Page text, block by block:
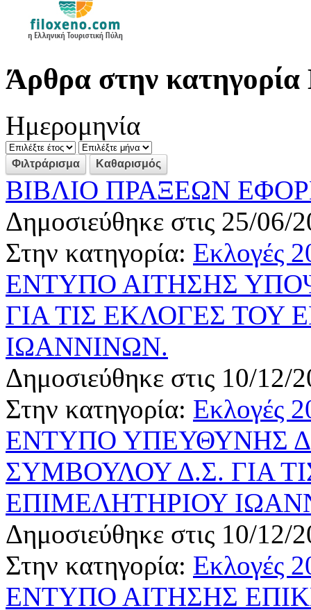
Άρθρα στην κατηγορία
Ημερομηνία
ΒΙΒΛΙΟ ΠΡΑΞΕΩΝ
Δημοσιεύθηκε στις 25/06/
Στην κατηγορία: Εκλογές
ΕΝΤΥΠΟ ΑΙΤΗΣΗΣ
ΓΙΑ ΤΙΣ ΕΚΛΟΓΕΣ ΤΟΥ
ΙΩΑΝΝΙΝΩΝ.
Δημοσιεύθηκε στις 10/12/
Στην κατηγορία: Εκλογές
ΕΝΤΥΠΟ ΥΠΕΥΘΥΝΗΣ
ΣΥΜΒΟΥΛΟΥ Δ.Σ. ΓΙΑ
ΕΠΙΜΕΛΗΤΗΡΙΟΥ
Δημοσιεύθηκε στις 10/12/
Στην κατηγορία: Εκλογές
ΕΝΤΥΠΟ ΑΙΤΗΣΗΣ